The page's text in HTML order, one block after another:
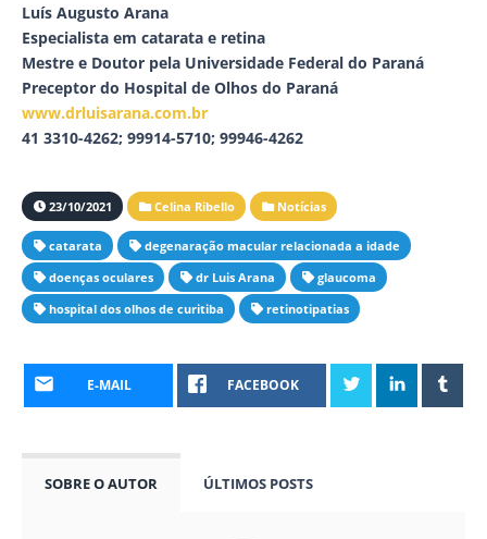
Luís Augusto Arana
Especialista em catarata e retina
Mestre e Doutor pela Universidade Federal do Paraná
Preceptor do Hospital de Olhos do Paraná
www.drluisarana.com.br
41 3310-4262; 99914-5710; 99946-4262
23/10/2021 Celina Ribello Notícias
catarata
degenaração macular relacionada a idade
doenças oculares
dr Luis Arana
glaucoma
hospital dos olhos de curitiba
retinotipatias
E-MAIL FACEBOOK
SOBRE O AUTOR ÚLTIMOS POSTS